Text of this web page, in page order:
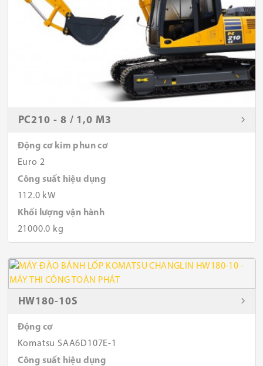
PC210 - 8 / 1,0 M3
Động cơ kim phun cơ
Euro 2
Công suất hiệu dụng
112.0 kW
Khối lượng vận hành
21000.0 kg
HW180-10S
Động cơ
Komatsu SAA6D107E-1
Công suất hiệu dụng